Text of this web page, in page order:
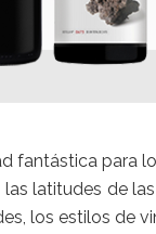
fantástica para
latitudes de
los estilos de